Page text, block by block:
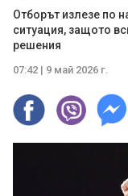
Отборът излезе по
ситуация, защото
решения
07:42 | 9 май 2026 г.